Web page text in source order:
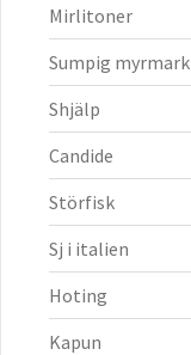
Mirlitoner
Sumpig myrmark
Shjälp
Candide
Störfisk
Sj i italien
Hoting
Kapun